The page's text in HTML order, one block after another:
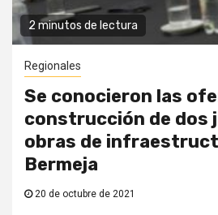
2 minutos de lectura
Regionales
Se conocieron las
construcción de dos
obras de
Bermeja
20 de octubre de 2021